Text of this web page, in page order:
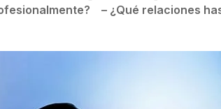
– ¿Qué relaciones